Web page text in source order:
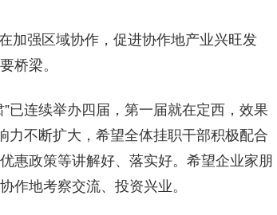
加强区域协作，促进协作地产业兴旺发
桥梁。
已连续举办四届，第一届就在定西，效果
力不断扩大，希望全体挂职干部积极配合
惠政策等讲解好、落实好。希望企业家朋
作地考察交流、投资兴业。